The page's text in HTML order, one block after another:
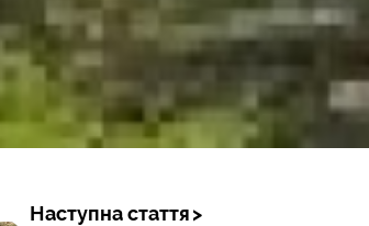
Наступна стаття